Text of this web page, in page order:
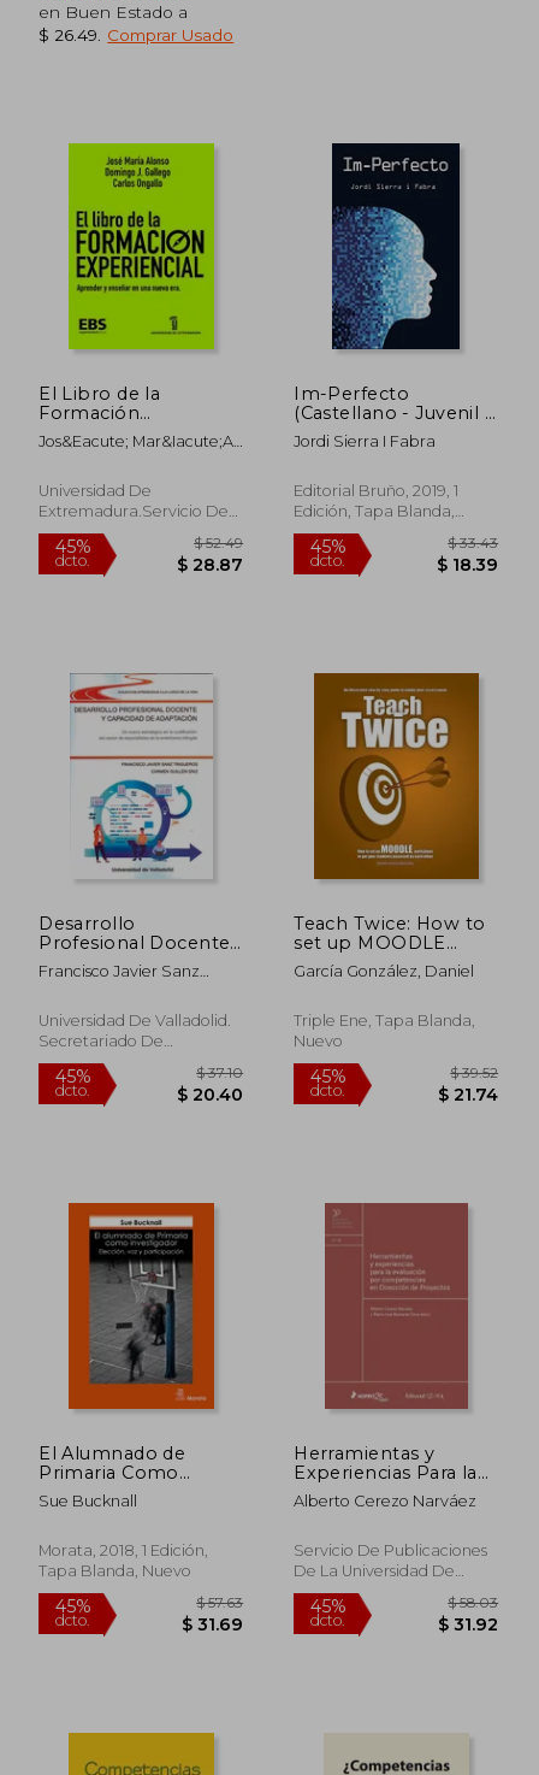
en Buen Estado a
$ 26.49
Comprar Usado
40%
dcto.
El Libro de la
Formación
Experencial
Jos&Eacute; Mar&Iacute;A
Gallardo; Carlos Ongallo
Universidad De
Extremadura.Servicio De
Publicaciones, 2020, Tapa
Blanda, Nuevo
45%
dcto. $ 28.87
Im-Perfecto
(Castellano - Juvenil -
Paralelo Cero)
Jordi Sierra I Fabra
Editorial Bruño, 2019, 1
Edición, Tapa Blanda,
Nuevo
45%
dcto.
Desarrollo
Profesional Docente
y Capacidad de
Adaptación
Francisco Javier Sanz
Guill&Eacute;N Diaz
Universidad De Valladolid.
Secretariado De
Publicaciones E I, Tapa
Blanda, Nuevo
45%
Teach Twice: How to
set up MOODLE
workshops to get
your students
other (en Inglés)
García González, Daniel
Triple Ene, Tapa Blanda,
Nuevo
45%
El Alumnado de
Primaria Como
Investigador
Sue Bucknall
Morata, 2018, 1 Edición,
Tapa Blanda, Nuevo
Herramientas y
Experiencias Para la
Evaluación por
Competencias en
Proyectos (Dirección
e Ingeniería de
Alberto Cerezo Narváez
Servicio De Publicaciones
De La Universidad De
Cádiz, 2018, 1 Edición, Tapa
Blanda, Nuevo